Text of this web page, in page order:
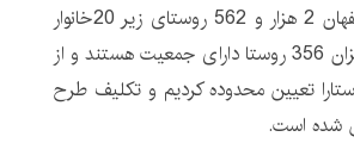
افزود: استان اصفهان 2 هزار و 562 روستای زیر 20خانوار
داریم که از این میزان 356 روستا دارای جمعیت هستند و از
152 روستارا تعیین محدوده کردیم و تکلیف طرح
شده است.